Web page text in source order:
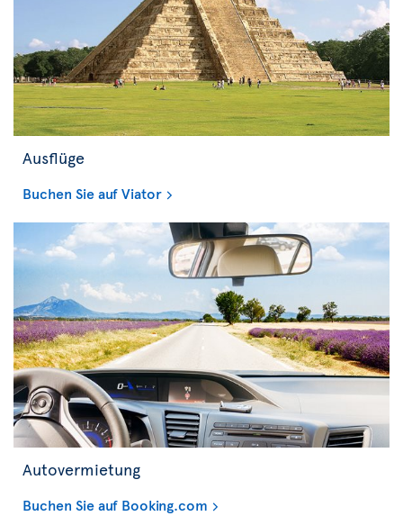
Ausflüge
Buchen Sie auf Viator
Autovermietung
Buchen Sie auf Booking.com